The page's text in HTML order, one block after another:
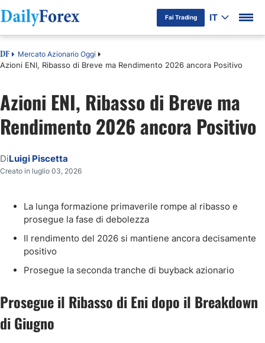
Fai Trading IT
DF Mercato Azionario Oggi
Azioni ENI, Ribasso di Breve ma Rendimento 2026 ancora Positivo
Azioni ENI, Ribasso di Breve ma
Rendimento 2026 ancora Positivo
DiLuigi Piscetta
Creato in luglio 03, 2026
La lunga formazione primaverile rompe al ribasso e
prosegue la fase di debolezza
Il rendimento del 2026 si mantiene ancora decisamente
positivo
Prosegue la seconda tranche di buyback azionario
Prosegue il Ribasso di Eni dopo il Breakdown
di Giugno